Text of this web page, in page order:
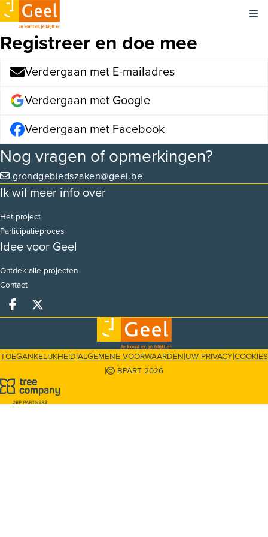
Registreer en doe mee
Verdergaan met E-mailadres
Verdergaan met Google
Verdergaan met Facebook
Nog vragen of opmerkingen?
grondgebiedszaken@geel.be
Ik wil meer info over
Het project
Participatieproces
Idee voor Geel
Ontdek alle projecten
Contact
Deel op facebook
Deel op X
TOEGANKELIJKHEID|ALGEMENE VOORWAARDEN|UW PRIVACY|COOKIES
| BPART 2026